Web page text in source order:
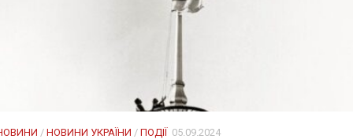
/ НОВИНИ УКРАЇНИ / ПОДІЇ 05.09.2024